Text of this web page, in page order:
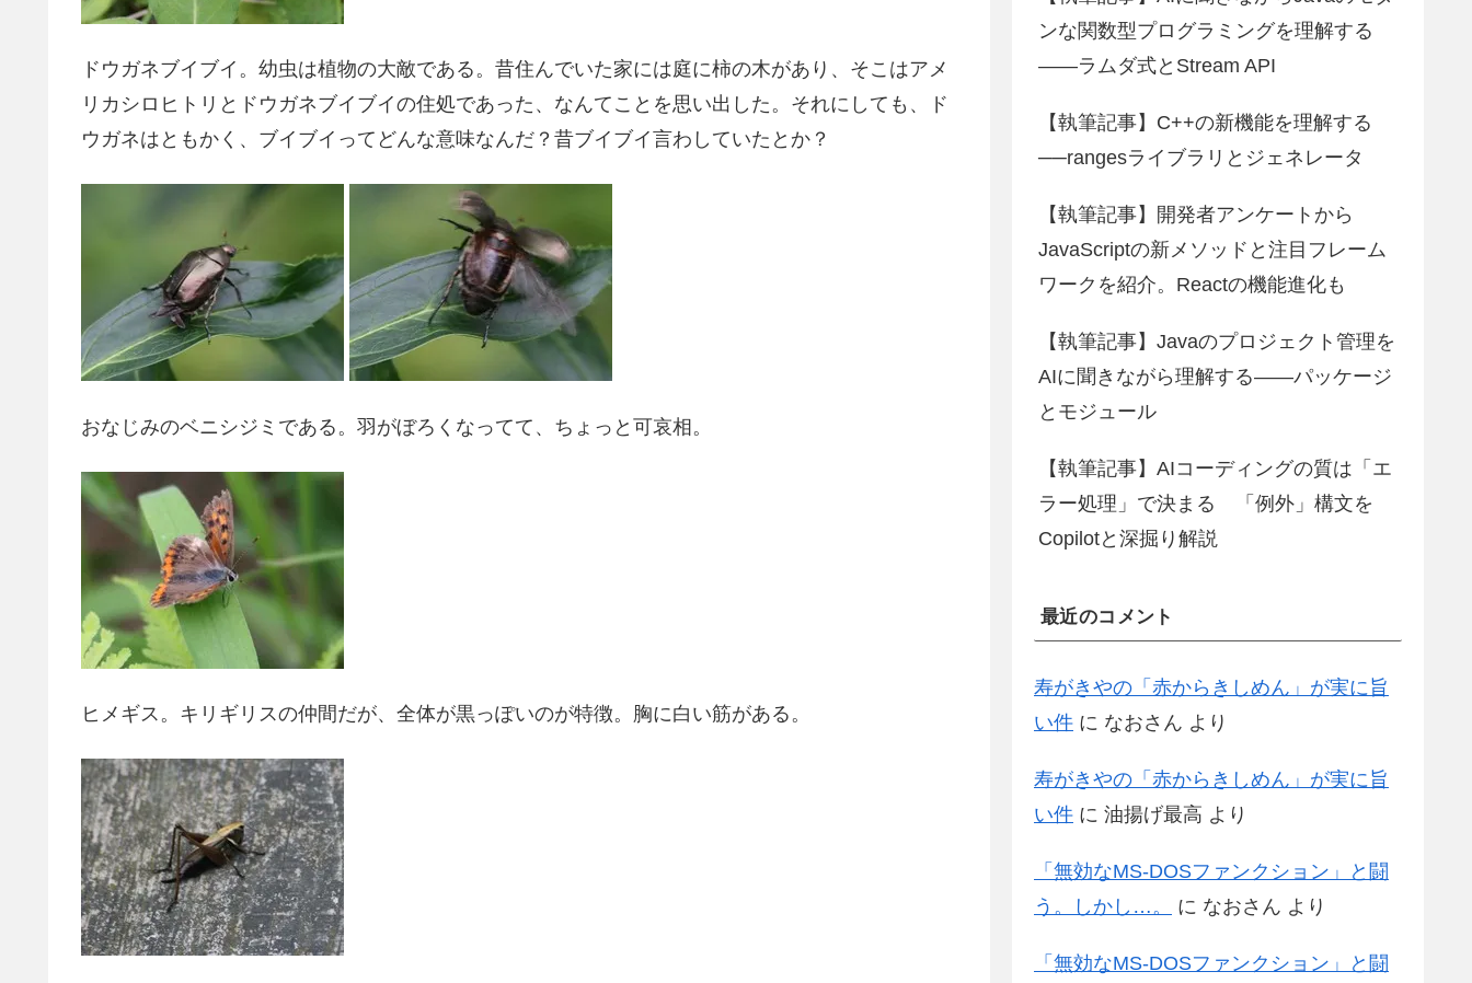
ドウガネブイブイ。幼虫は植物の大敵である。昔住んでいた家には庭に柿の木があり、そこはアメ
リカシロヒトリとドウガネブイブイの住処であった、なんてことを思い出した。それにしても、ド
ウガネはともかく、ブイブイってどんな意味なんだ？昔ブイブイ言わしていたとか？
おなじみのベニシジミである。羽がぼろくなってて、ちょっと可哀相。
ヒメギス。キリギリスの仲間だが、全体が黒っぽいのが特徴。胸に白い筋がある。
ンな関数型プログラミングを理解する
――ラムダ式とStream API
【執筆記事】C++の新機能を理解する
──rangesライブラリとジェネレータ
【執筆記事】開発者アンケートから
JavaScriptの新メソッドと注目フレーム
ワークを紹介。Reactの機能進化も
【執筆記事】Javaのプロジェクト管理を
AIに聞きながら理解する――パッケージ
とモジュール
【執筆記事】AIコーディングの質は「エ
ラー処理」で決まる 「例外」構文を
Copilotと深掘り解説
最近のコメント
寿がきやの「赤からきしめん」が実に旨
い件 に なおさん より
寿がきやの「赤からきしめん」が実に旨
い件 に 油揚げ最高 より
「無効なMS-DOSファンクション」と闘
う。しかし…。
に なおさん より
「無効なMS-DOSファンクション」と闘